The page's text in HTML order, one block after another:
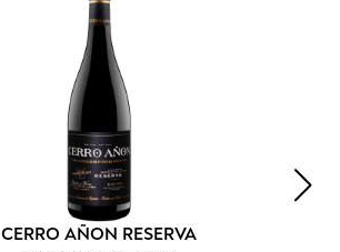
CERRO AÑON RESERVA